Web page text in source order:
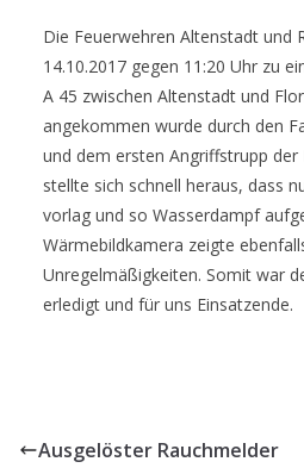
Die Feuerwehren Altenstadt und
14.10.2017 gegen 11:20 Uhr zu
A 45 zwischen Altenstadt und
angekommen wurde durch den
und dem ersten Angriffstrupp der
stellte sich schnell heraus, dass
vorlag und so Wasserdampf
Wärmebildkamera zeigte
Unregelmäßigkeiten. Somit war
erledigt und für uns Einsatzende.
Ausgelöster Rauchmelder